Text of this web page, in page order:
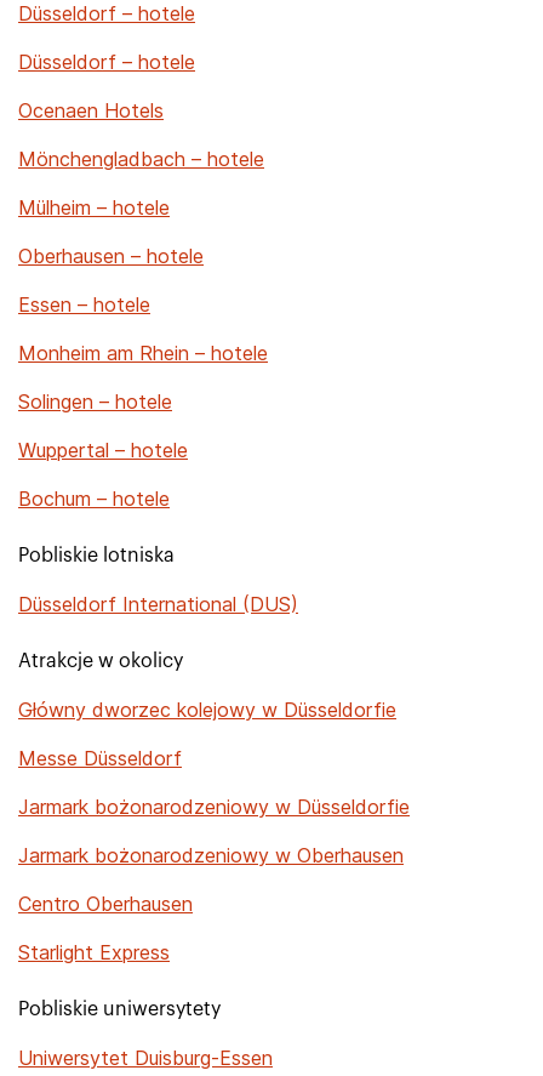
Düsseldorf – hotele
Düsseldorf – hotele
Ocenaen Hotels
Mönchengladbach – hotele
Mülheim – hotele
Oberhausen – hotele
Essen – hotele
Monheim am Rhein – hotele
Solingen – hotele
Wuppertal – hotele
Bochum – hotele
Pobliskie lotniska
Düsseldorf International (DUS)
Atrakcje w okolicy
Główny dworzec kolejowy w Düsseldorfie
Messe Düsseldorf
Jarmark bożonarodzeniowy w Düsseldorfie
Jarmark bożonarodzeniowy w Oberhausen
Centro Oberhausen
Starlight Express
Pobliskie uniwersytety
Uniwersytet Duisburg-Essen